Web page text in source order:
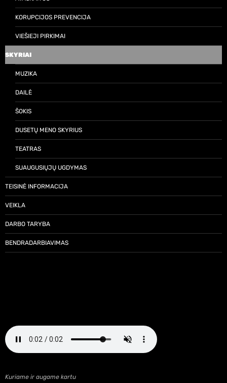
KORUPCIJOS PREVENCIJA
VIEŠIEJI PIRKIMAI
SKYRIAI
MUZIKA
DAILĖ
ŠOKIS
DUSETŲ MENO SKYRIUS
TEATRAS
SUAUGUSIŲJŲ UGDYMAS
TEISINĖ INFORMACIJA
VEIKLA
DARBO TARYBA
BENDRADARBIAVIMAS
Kuriame ir augame kartu